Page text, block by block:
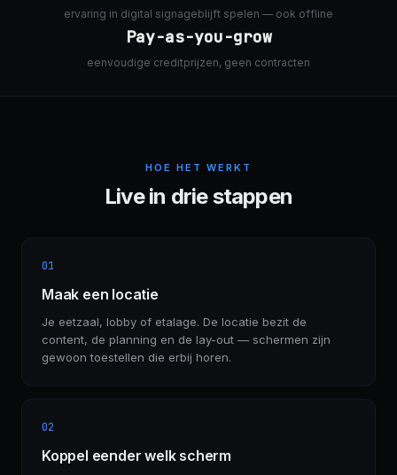
ervaring in digital signageblijft spelen — ook offline
Pay-as-you-grow
eenvoudige creditprijzen, geen contracten
HOE HET WERKT
Live in drie stappen
01
Maak een locatie
Je eetzaal, lobby of etalage. De locatie bezit de
content, de planning en de lay-out — schermen zijn
gewoon toestellen die erbij horen.
02
Koppel eender welk scherm